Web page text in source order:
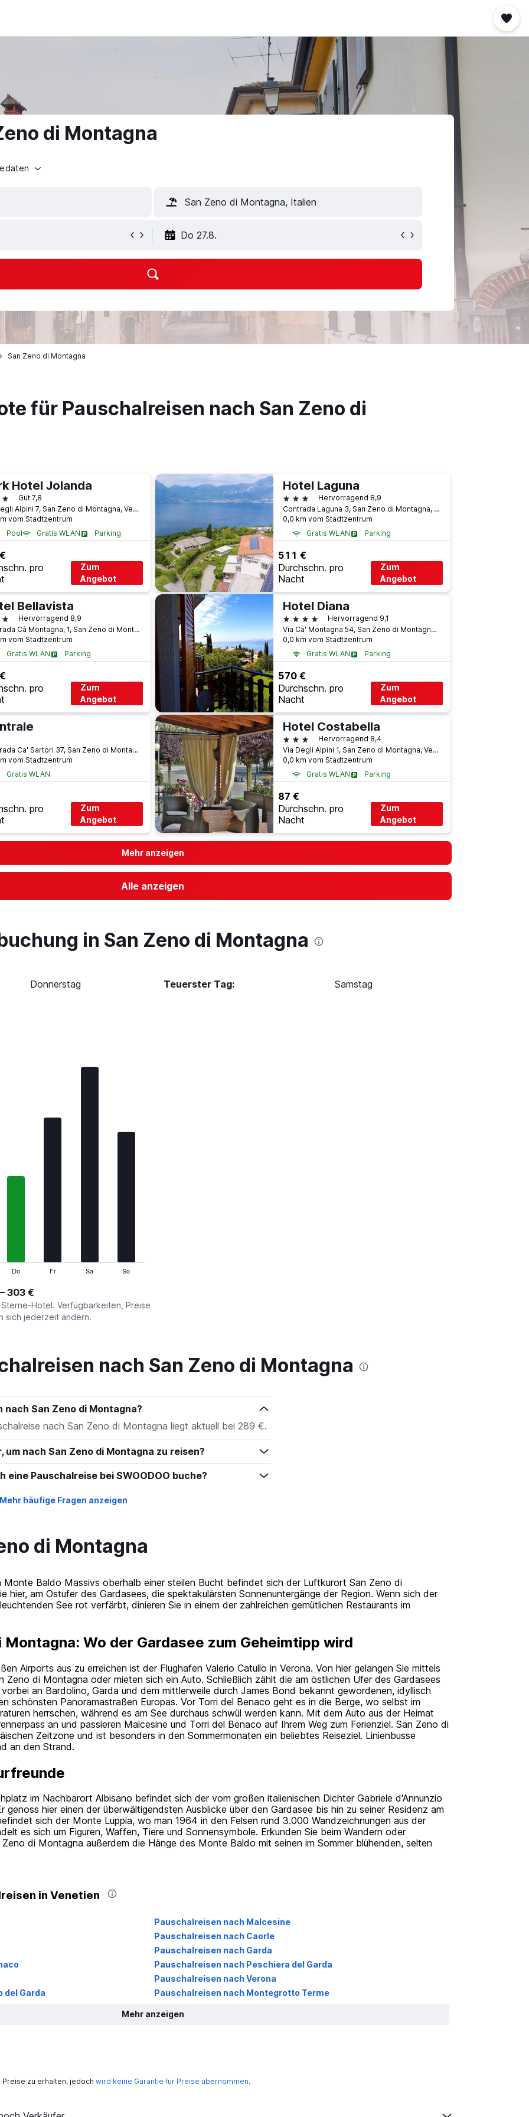
di Montagna
San Zeno di Montagna, Italien
Do 27.8.
San Zeno di Montagna
für Pauschalreisen nach San Zeno di
Hotel Jolanda
Gut 7,8
Via degli Alpini 7, San Zeno di Montagna, Venetien, Italien
vom Stadtzentrum
Pool
Gratis WLAN Parking
pro
Zum
Angebot
Hotel Laguna
3 SterneHervorragend 8,9
Contrada Laguna 3, San Zeno di Montagna, Venetien, Italien
0,0 km vom Stadtzentrum
Gratis WLAN
Parking
511 €
Durchschn. pro
Nacht
Zum
Angebot
Bellavista
Hervorragend 8,9
Contrada Cà Montagna, 1, San Zeno di Montagna, Venetien, Italien
vom Stadtzentrum
Gratis WLAN
Parking
pro
Zum
Angebot
Hotel Diana
4 Sterne
Hervorragend 9,1
Via Ca' Montagna 54, San Zeno di Montagna, Venetien, Italien
0,0 km vom Stadtzentrum
Gratis WLAN
Parking
570 €
Durchschn. pro
Nacht
Zum
Angebot
Contrada Ca' Sartori 37, San Zeno di Montagna, Venetien, Italien
vom Stadtzentrum
Gratis WLAN
pro
Zum
Angebot
Hotel Costabella
3 SterneHervorragend 8,4
Via Degli Alpini 1, San Zeno di Montagna, Venetien, Italien
0,0 km vom Stadtzentrum
Gratis WLAN
Parking
87 €
Durchschn. pro
Nacht
Zum
Angebot
Mehr anzeigen
Alle anzeigen
in San Zeno di Montagna
Donnerstag Teuerster Tag: Samstag
Do Fr Sa So
303 €
Hotel. Verfügbarkeiten, Preise
sich jederzeit ändern.
nach San Zeno di Montagna
San Zeno di Montagna?
nach San Zeno di Montagna liegt aktuell bei 289 €.
nach San Zeno di Montagna zu reisen?
eine Pauschalreise bei SWOODOO buche?
Mehr häufige Fragen anzeigen
di Montagna
Monte Baldo Massivs oberhalb einer steilen Bucht befindet sich der Luftkurort San Zeno di
hier, am Ostufer des Gardasees, die spektakulärsten Sonnenuntergänge der Region. Wenn sich der
See rot verfärbt, dinieren Sie in einem der zahlreichen gemütlichen Restaurants im
Montagna: Wo der Gardasee zum Geheimtipp wird
Airports aus zu erreichen ist der Flughafen Valerio Catullo in Verona. Von hier gelangen Sie mittels
Zeno di Montagna oder mieten sich ein Auto. Schließlich zählt die am östlichen Ufer des Gardasees
an Bardolino, Garda und dem mittlerweile durch James Bond bekannt gewordenen, idyllisch
schönsten Panoramastraßen Europas. Vor Torri del Benaco geht es in die Berge, wo selbst im
herrschen, während es am See durchaus schwül werden kann. Mit dem Auto aus der Heimat
an und passieren Malcesine und Torri del Benaco auf Ihrem Weg zum Ferienziel. San Zeno di
Zeitzone und ist besonders in den Sommermonaten ein beliebtes Reiseziel. Linienbusse
an den Strand.
im Nachbarort Albisano befindet sich der vom großen italienischen Dichter Gabriele d'Annunzio
genoss hier einen der überwältigendsten Ausblicke über den Gardasee bis hin zu seiner Residenz am
sich der Monte Luppia, wo man 1964 in den Felsen rund 3.000 Wandzeichnungen aus der
es sich um Figuren, Waffen, Tiere und Sonnensymbole. Erkunden Sie beim Wandern oder
di Montagna außerdem die Hänge des Monte Baldo mit seinen im Sommer blühenden, selten
in Venetien
Pauschalreisen nach Malcesine
Pauschalreisen nach Caorle
Pauschalreisen nach Garda
Pauschalreisen nach Peschiera del Garda
Pauschalreisen nach Verona
del Garda
Pauschalreisen nach Montegrotto Terme
Mehr anzeigen
Preise zu erhalten, jedoch wird keine Garantie für Preise übernommen.